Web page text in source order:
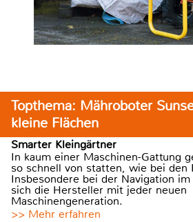
Topthema: Mähroboter
kleine Flächen
Smarter Kleingärtner
In kaum einer Maschinen-Gattung
so schnell von statten, wie bei den
Insbesondere bei der Navigation
sich die Hersteller mit jeder neuen
Maschinengeneration.
>> Mehr erfahren